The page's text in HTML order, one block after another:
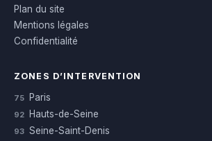
Plan du site
Mentions légales
Confidentialité
ZONES D’INTERVENTION
75 Paris
92 Hauts-de-Seine
93 Seine-Saint-Denis